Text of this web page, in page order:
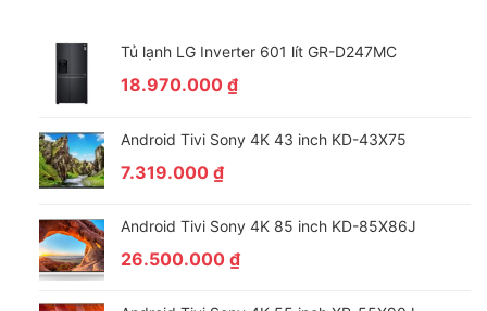
Tủ lạnh LG Inverter 601 lít GR-D247MC
18.970.000 ₫
Android Tivi Sony 4K 43 inch KD-43X75
7.319.000 ₫
Android Tivi Sony 4K 85 inch KD-85X86J
26.500.000 ₫